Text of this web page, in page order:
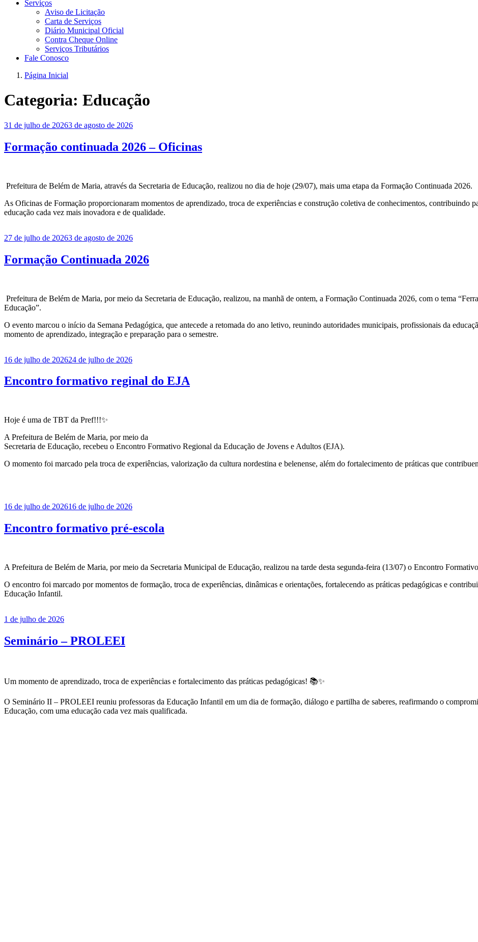
Serviços
Aviso de Licitação
Carta de Serviços
Diário Municipal Oficial
Contra Cheque Online
Serviços Tributários
Fale Conosco
Página Inicial
Categoria: Educação
Publicado
31 de julho de 20263 de agosto de 2026
Formação continuada 2026 – Oficinas
Prefeitura de Belém de Maria, através da Secretaria de Educação, realizou no dia de hoje (29/07), mais uma etapa da Formação Continuada 2026.
As Oficinas de Formação proporcionaram momentos de aprendizado, troca de experiências e construção coletiva de conhecimentos, contribuindo
educação cada vez mais inovadora e de qualidade.
Publicado
27 de julho de 20263 de agosto de 2026
Formação Continuada 2026
Prefeitura de Belém de Maria, por meio da Secretaria de Educação, realizou, na manhã de ontem, a Formação Continuada 2026, com o tema
Educação”.
O evento marcou o início da Semana Pedagógica, que antecede a retomada do ano letivo, reunindo autoridades municipais, profissionais da
momento de aprendizado, integração e preparação para o semestre.
Publicado
16 de julho de 202624 de julho de 2026
Encontro formativo reginal do EJA
Hoje é uma de TBT da Pref!!!✨️
A Prefeitura de Belém de Maria, por meio da
Secretaria de Educação, recebeu o Encontro Formativo Regional da Educação de Jovens e Adultos (EJA).
O momento foi marcado pela troca de experiências, valorização da cultura nordestina e belenense, além do fortalecimento de práticas que
Publicado
16 de julho de 202616 de julho de 2026
Encontro formativo pré-escola
A Prefeitura de Belém de Maria, por meio da Secretaria Municipal de Educação, realizou na tarde desta segunda-feira (13/07) o Encontro
O encontro foi marcado por momentos de formação, troca de experiências, dinâmicas e orientações, fortalecendo as práticas pedagógicas e
Educação Infantil.
Publicado
1 de julho de 2026
Seminário – PROLEEI
Um momento de aprendizado, troca de experiências e fortalecimento das práticas pedagógicas! 📚✨
O Seminário II – PROLEEI reuniu professoras da Educação Infantil em um dia de formação, diálogo e partilha de saberes, reafirmando o
Educação, com uma educação cada vez mais qualificada.